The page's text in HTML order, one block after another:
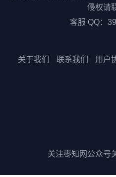
侵权请
客服 QQ：
关于我们 联系我们 用户
关注枣知网公众号